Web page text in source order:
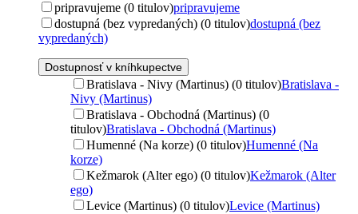
pripravujeme (0 titulov)pripravujeme
dostupná (bez vypredaných) (0 titulov)dostupná (bez
vypredaných)
Dostupnosť v kníhkupectve
Bratislava - Nivy (Martinus) (0 titulov)Bratislava -
Nivy (Martinus)
Bratislava - Obchodná (Martinus) (0
titulov)Bratislava - Obchodná (Martinus)
Humenné (Na korze) (0 titulov)Humenné (Na
korze)
Kežmarok (Alter ego) (0 titulov)Kežmarok (Alter
ego)
Levice (Martinus) (0 titulov)Levice (Martinus)